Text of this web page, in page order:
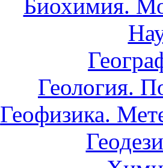
Биохимия.
Геология.
Геофизика.